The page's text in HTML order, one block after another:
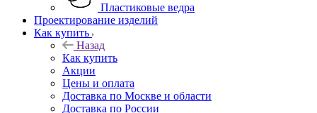
Пластиковые ведра
Проектирование изделий
Как купить
Назад
Как купить
Акции
Цены и оплата
Доставка по Москве и области
Доставка по России